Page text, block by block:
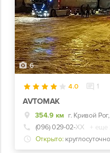
6
4.0 1
AVTOMAK
354.9 км
(096) 029-02-ХХ
+ еще
Открыто: круглосуточно